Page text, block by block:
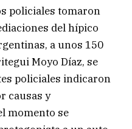
policiales tomaron
del hípico
a unos 150
Moyo Díaz, se
policiales indicaron
causas y
momento se